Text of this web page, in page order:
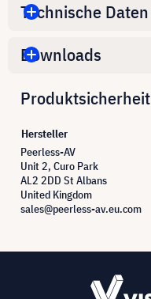
Technische Daten
Downloads
Produktsicherheit
Hersteller
Peerless-AV
Unit 2, Curo Park
AL2 2DD St Albans
United Kingdom
sales@peerless-av.eu.com